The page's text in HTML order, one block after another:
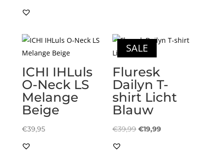
ICHI IHLuls
O-Neck LS
Melange
Beige
€39,95
SALE
Fluresk
Dailyn T-
shirt Licht
Blauw
€39,99 Oorspronkelijke
€19,99Huidige